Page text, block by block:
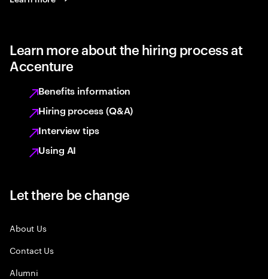
Learn more about the hiring process at
Accenture
Benefits information
Hiring process (Q&A)
Interview tips
Using AI
Let there be change
About Us
Contact Us
Alumni